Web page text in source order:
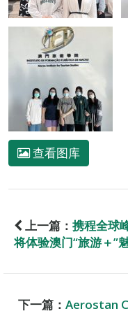
查看图库
上一篇： 携程全球
将体验澳门“旅游＋”
下一篇： Aerostan